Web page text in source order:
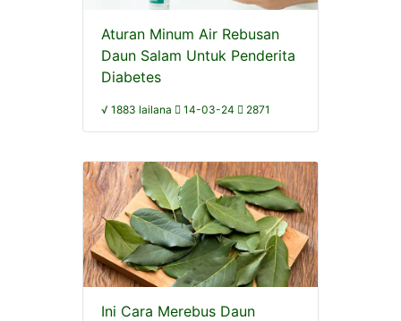
Aturan Minum Air Rebusan
Daun Salam Untuk Penderita
Diabetes
√ 1883 lailana 14-03-24 2871
Ini Cara Merebus Daun